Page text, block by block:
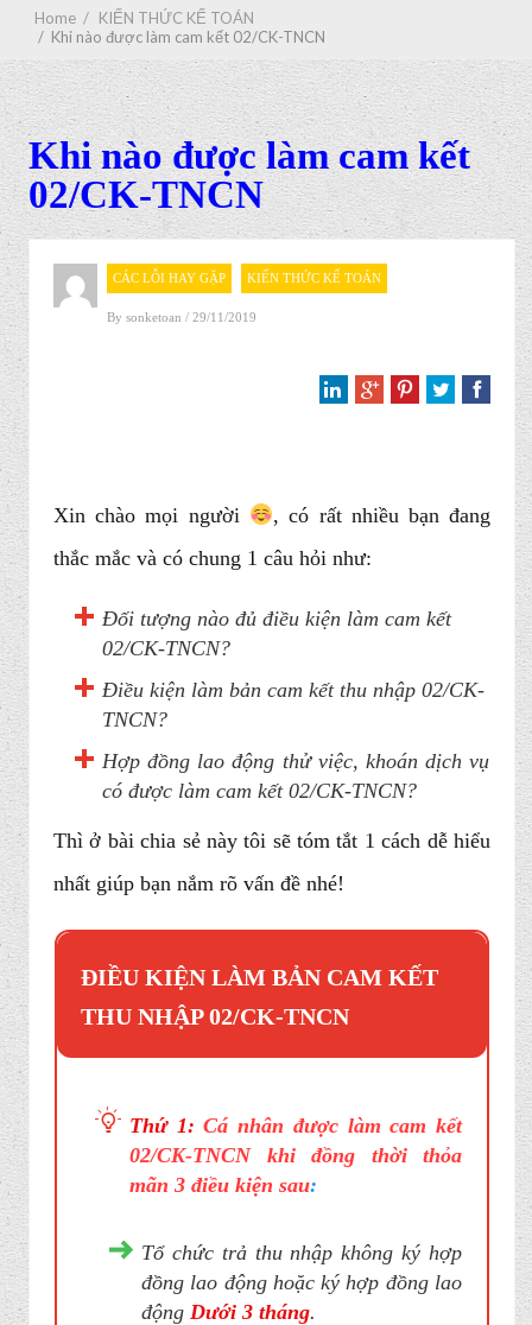
Home / KIẾN THỨC KẾ TOÁN
/ Khi nào được làm cam kết 02/CK-TNCN
Khi nào được làm cam kết
02/CK-TNCN
CÁC LỖI HAY GẶP KIẾN THỨC KẾ TOÁN
By sonketoan / 29/11/2019
Xin chào mọi người
, có rất nhiều bạn đang
thắc mắc và có chung 1 câu hỏi như:
Đối tượng nào đủ điều kiện làm cam kết
02/CK-TNCN?
Điều kiện làm bản cam kết thu nhập 02/CK-
TNCN?
Hợp đồng lao động thử việc, khoán dịch vụ
có được làm cam kết 02/CK-TNCN?
Thì ở bài chia sẻ này tôi sẽ tóm tắt 1 cách dễ hiểu
nhất giúp bạn nắm rõ vấn đề nhé!
ĐIỀU KIỆN LÀM BẢN CAM KẾT
THU NHẬP 02/CK-TNCN
Thứ 1: Cá nhân được làm cam kết
02/CK-TNCN khi đồng thời thỏa
mãn 3 điều kiện sau:
Tổ chức trả thu nhập không ký hợp
đồng lao động hoặc ký hợp đồng lao
động Dưới 3 tháng.